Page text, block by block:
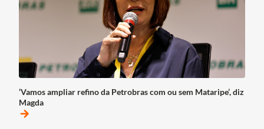
‘Vamos ampliar refino da Petrobras com ou sem Mataripe’, diz
Magda
arrow_forward